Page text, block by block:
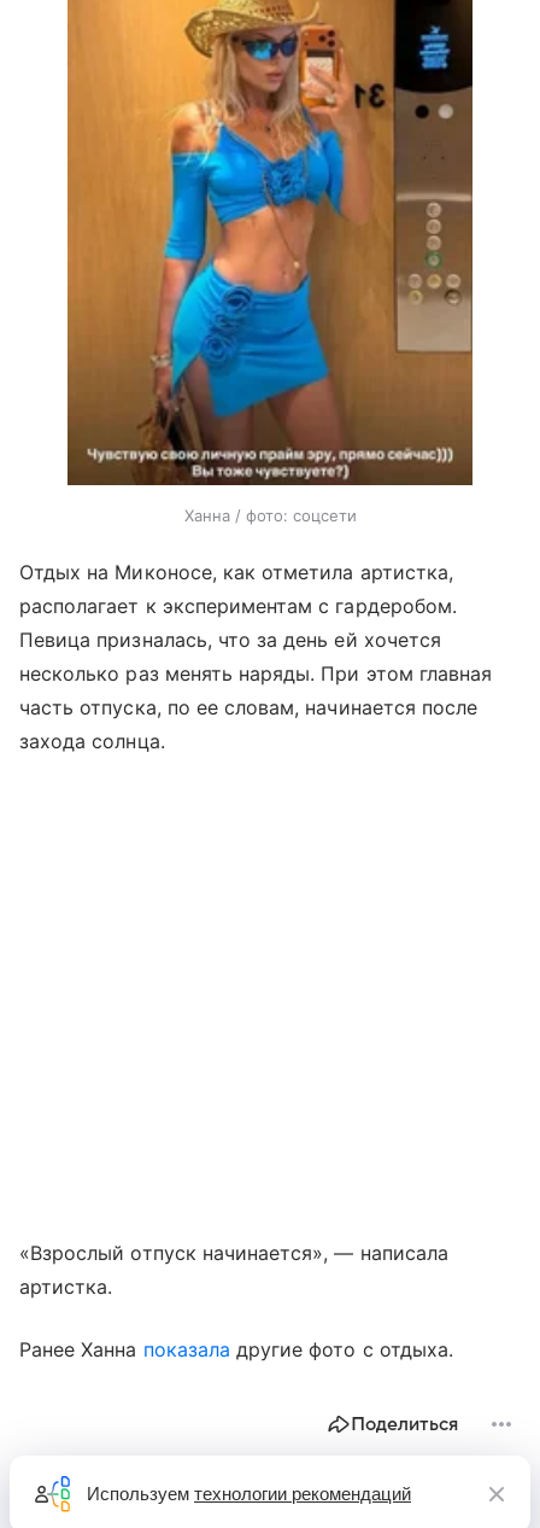
Ханна / фото: соцсети
Отдых на Миконосе, как отметила артистка,
располагает к экспериментам с гардеробом.
Певица призналась, что за день ей хочется
несколько раз менять наряды. При этом главная
часть отпуска, по ее словам, начинается после
захода солнца.
«Взрослый отпуск начинается», — написала
артистка.
Ранее Ханна показала другие фото с отдыха.
Поделиться
Используем технологии рекомендаций